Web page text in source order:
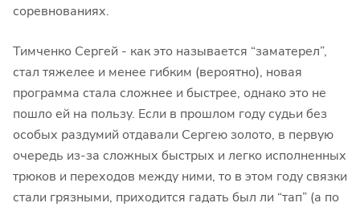
соревнованиях.
Тимченко Сергей - как это называется “заматерел”,
стал тяжелее и менее гибким (вероятно), новая
программа стала сложнее и быстрее, однако это не
пошло ей на пользу. Если в прошлом году судьи без
особых раздумий отдавали Сергею золото, в первую
очередь из-за сложных быстрых и легко исполненных
трюков и переходов между ними, то в этом году связки
стали грязными, приходится гадать был ли “тап” (а по